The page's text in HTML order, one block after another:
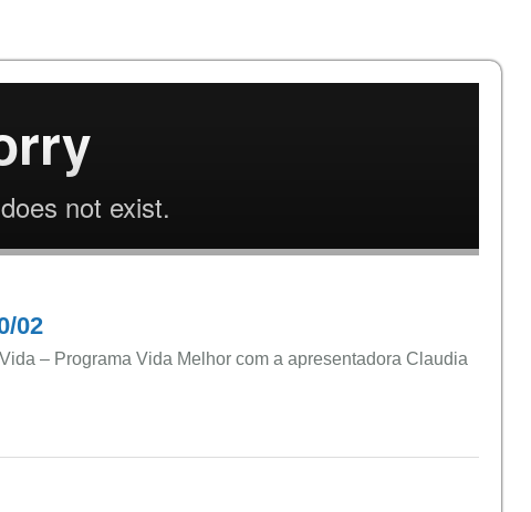
02
– Programa Vida Melhor com a apresentadora Claudia